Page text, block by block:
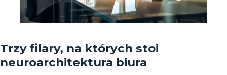
Trzy filary, na których stoi
neuroarchitektura biura